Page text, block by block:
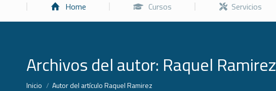
Home Cursos Servicios
Archivos del autor: Raquel Ramirez
Estás aquí:
Inicio Autor del artículo Raquel Ramirez